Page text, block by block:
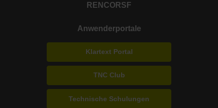
RENCORSF
Anwenderportale
Klartext Portal
TNC Club
Technische Schulungen